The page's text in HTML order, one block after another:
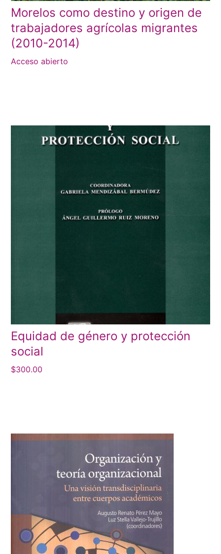
Morelos como destino y origen de
trabajadores agrícolas migrantes
(2010-2014)
Acceso abierto
Equidad de género y protección
social
$300.00